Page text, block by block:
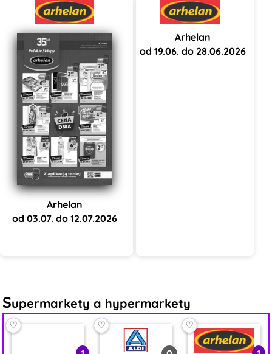
Arhelan
od 03.07. do 12.07.2026
Arhelan
od 19.06. do 28.06.2026
Supermarkety a hypermarkety
♡ ♡ ♡